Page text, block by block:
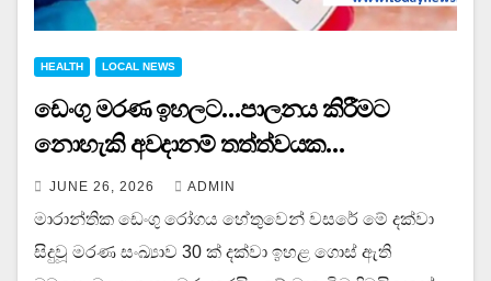
HEALTH LOCAL NEWS
ඩෙංගු මරණ ඉහලට…පාලනය කිරීමට
නොහැකි අවදානම් තත්ත්වයක…
JUNE 26, 2026 ADMIN
මාරාන්තික ඩෙංගු රෝගය හේතුවෙන් වසරේ මේ දක්වා
සිදුවූ මරණ සංඛ්‍යාව 30 ක් දක්වා ඉහළ ගොස් ඇති